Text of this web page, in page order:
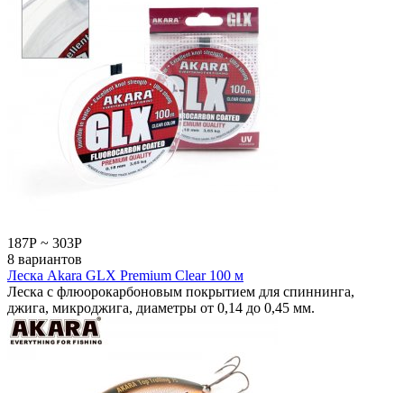
187Р ~ 303Р
8 вариантов
Леска Akara GLX Premium Clear 100 м
Леска с флюорокарбоновым покрытием для спиннинга,
джига, микроджига, диаметры от 0,14 до 0,45 мм.